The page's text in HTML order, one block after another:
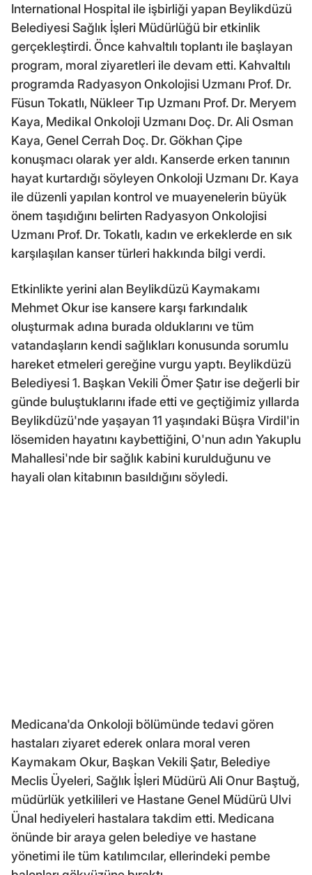
International Hospital ile işbirliği yapan Beylikdüzü
Belediyesi Sağlık İşleri Müdürlüğü bir etkinlik
gerçekleştirdi. Önce kahvaltılı toplantı ile başlayan
program, moral ziyaretleri ile devam etti. Kahvaltılı
programda Radyasyon Onkolojisi Uzmanı Prof. Dr.
Füsun Tokatlı, Nükleer Tıp Uzmanı Prof. Dr. Meryem
Kaya, Medikal Onkoloji Uzmanı Doç. Dr. Ali Osman
Kaya, Genel Cerrah Doç. Dr. Gökhan Çipe
konuşmacı olarak yer aldı. Kanserde erken tanının
hayat kurtardığı söyleyen Onkoloji Uzmanı Dr. Kaya
ile düzenli yapılan kontrol ve muayenelerin büyük
önem taşıdığını belirten Radyasyon Onkolojisi
Uzmanı Prof. Dr. Tokatlı, kadın ve erkeklerde en sık
karşılaşılan kanser türleri hakkında bilgi verdi.
Etkinlikte yerini alan Beylikdüzü Kaymakamı
Mehmet Okur ise kansere karşı farkındalık
oluşturmak adına burada olduklarını ve tüm
vatandaşların kendi sağlıkları konusunda sorumlu
hareket etmeleri gereğine vurgu yaptı. Beylikdüzü
Belediyesi 1. Başkan Vekili Ömer Şatır ise değerli bir
günde buluştuklarını ifade etti ve geçtiğimiz yıllarda
Beylikdüzü'nde yaşayan 11 yaşındaki Büşra Virdil'in
lösemiden hayatını kaybettiğini, O'nun adın Yakuplu
Mahallesi'nde bir sağlık kabini kurulduğunu ve
hayali olan kitabının basıldığını söyledi.
Medicana'da Onkoloji bölümünde tedavi gören
hastaları ziyaret ederek onlara moral veren
Kaymakam Okur, Başkan Vekili Şatır, Belediye
Meclis Üyeleri, Sağlık İşleri Müdürü Ali Onur Baştuğ,
müdürlük yetkilileri ve Hastane Genel Müdürü Ulvi
Ünal hediyeleri hastalara takdim etti. Medicana
önünde bir araya gelen belediye ve hastane
yönetimi ile tüm katılımcılar, ellerindeki pembe